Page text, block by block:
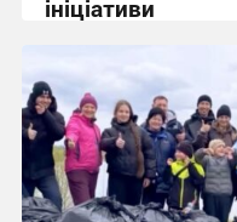
ініціативи
09:23, 8.05.2026